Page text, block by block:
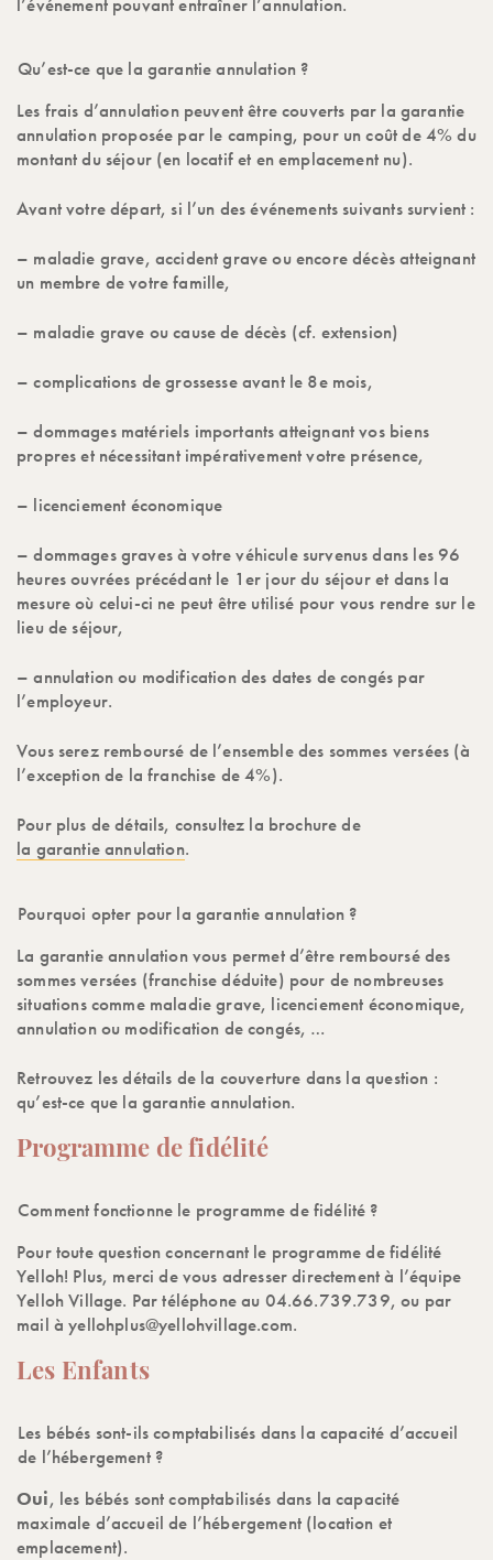
Qu’est-ce que la garantie annulation ?
Les frais d’annulation peuvent être couverts par la garantie
annulation proposée par le camping, pour un coût de 4% du
montant du séjour (en locatif et en emplacement nu).
Avant votre départ, si l’un des événements suivants survient :
– maladie grave, accident grave ou encore décès atteignant
un membre de votre famille,
– maladie grave ou cause de décès (cf. extension)
– complications de grossesse avant le 8e mois,
– dommages matériels importants atteignant vos biens
propres et nécessitant impérativement votre présence,
– licenciement économique
– dommages graves à votre véhicule survenus dans les 96
heures ouvrées précédant le 1er jour du séjour et dans la
mesure où celui-ci ne peut être utilisé pour vous rendre sur le
lieu de séjour,
– annulation ou modification des dates de congés par
l’employeur.
Vous serez remboursé de l’ensemble des sommes versées (à
l’exception de la franchise de 4%).
Pour plus de détails, consultez la brochure de
la garantie annulation.
Pourquoi opter pour la garantie annulation ?
La garantie annulation vous permet d’être remboursé des
sommes versées (franchise déduite) pour de nombreuses
situations comme maladie grave, licenciement économique,
annulation ou modification de congés, …
Retrouvez les détails de la couverture dans la question :
qu’est-ce que la garantie annulation.
Programme de fidélité
Comment fonctionne le programme de fidélité ?
Pour toute question concernant le programme de fidélité
Yelloh! Plus, merci de vous adresser directement à l’équipe
Yelloh Village. Par téléphone au 04.66.739.739, ou par
mail à yellohplus@yellohvillage.com.
Les Enfants
Les bébés sont-ils comptabilisés dans la capacité d’accueil
de l’hébergement ?
Oui, les bébés sont comptabilisés dans la capacité
maximale d’accueil de l’hébergement (location et
emplacement).